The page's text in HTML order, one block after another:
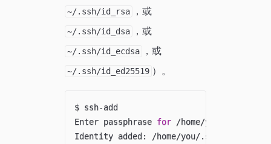
~/.ssh/id_rsa ，或
~/.ssh/id_dsa ，或
~/.ssh/id_ecdsa ，或
~/.ssh/id_ed25519 ）。
$ ssh-add
Enter passphrase for /home/you/.ssh/
Identity added: /home/you/.ssh/id_dsa